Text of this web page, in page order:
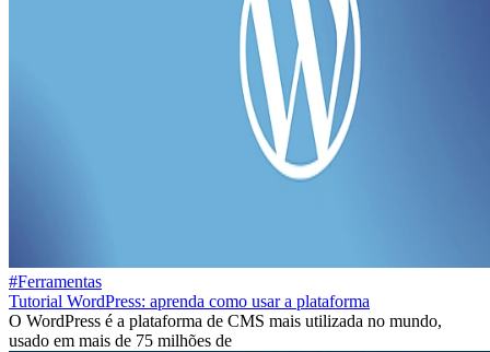
#Ferramentas
Tutorial WordPress: aprenda como usar a plataforma
O WordPress é a plataforma de CMS mais utilizada no mundo,
usado em mais de 75 milhões de